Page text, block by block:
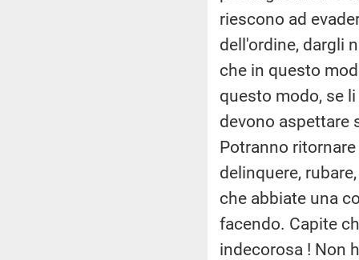
riescono ad
dell'ordine, dargli
che in questo
questo modo, se
devono aspettare
Potranno
delinquere,
che abbiate una
facendo. Capite
indecorosa ! Non